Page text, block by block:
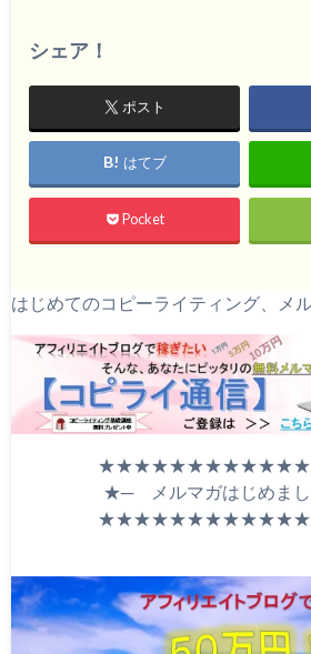
シェア！
ポスト
はてブ
Pocket
はじめてのコピーライティング、メ
★─ メルマガはじめま